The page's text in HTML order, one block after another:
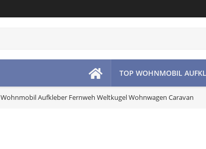
TOP WOHNMOBIL
Wohnmobil Aufkleber Fernweh Weltkugel Wohnwagen Caravan